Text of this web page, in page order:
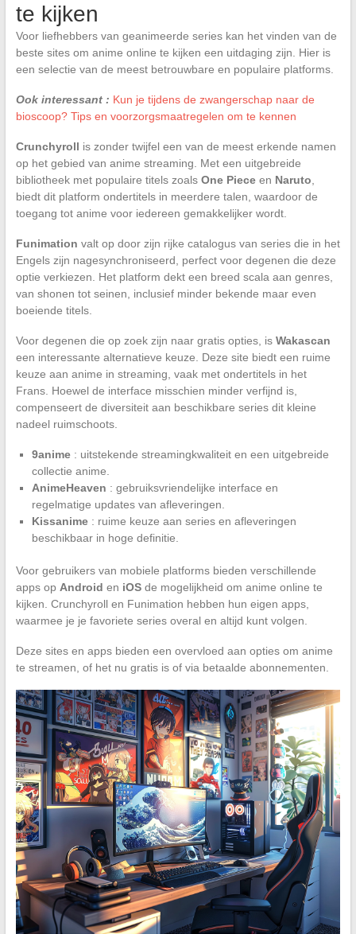
te kijken
Voor liefhebbers van geanimeerde series kan het vinden van de
beste sites om anime online te kijken een uitdaging zijn. Hier is
een selectie van de meest betrouwbare en populaire platforms.
Ook interessant : Kun je tijdens de zwangerschap naar de
bioscoop? Tips en voorzorgsmaatregelen om te kennen
Crunchyroll is zonder twijfel een van de meest erkende namen
op het gebied van anime streaming. Met een uitgebreide
bibliotheek met populaire titels zoals One Pieceen Naruto
biedt dit platform ondertitels in meerdere talen, waardoor de
toegang tot anime voor iedereen gemakkelijker wordt.
Funimation valt op door zijn rijke catalogus van series die in het
Engels zijn nagesynchroniseerd, perfect voor degenen die deze
optie verkiezen. Het platform dekt een breed scala aan genres,
van shonen tot seinen, inclusief minder bekende maar even
boeiende titels.
Voor degenen die op zoek zijn naar gratis opties, is Wakascan
een interessante alternatieve keuze. Deze site biedt een ruime
keuze aan anime in streaming, vaak met ondertitels in het
Frans. Hoewel de interface misschien minder verfijnd is,
compenseert de diversiteit aan beschikbare series dit kleine
nadeel ruimschoots.
9anime: uitstekende streamingkwaliteit en een uitgebreide
collectie anime.
AnimeHeaven : gebruiksvriendelijke interface en
regelmatige updates van afleveringen.
Kissanime: ruime keuze aan series en afleveringen
beschikbaar in hoge definitie.
Voor gebruikers van mobiele platforms bieden verschillende
apps op Android en iOSde mogelijkheid om anime online te
kijken. Crunchyroll en Funimation hebben hun eigen apps,
waarmee je je favoriete series overal en altijd kunt volgen.
Deze sites en apps bieden een overvloed aan opties om anime
te streamen, of het nu gratis is of via betaalde abonnementen.